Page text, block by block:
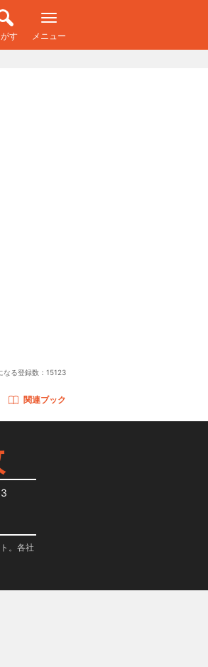
す メニュー
なる登録数： 15123
関連ブック
。各社